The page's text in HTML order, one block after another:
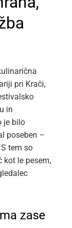
pri Krači,
in
je bilo
poseben –
tem so
kot le pesem,
zase